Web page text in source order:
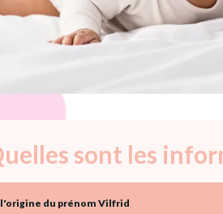
sont les
du prénom Vilfrid